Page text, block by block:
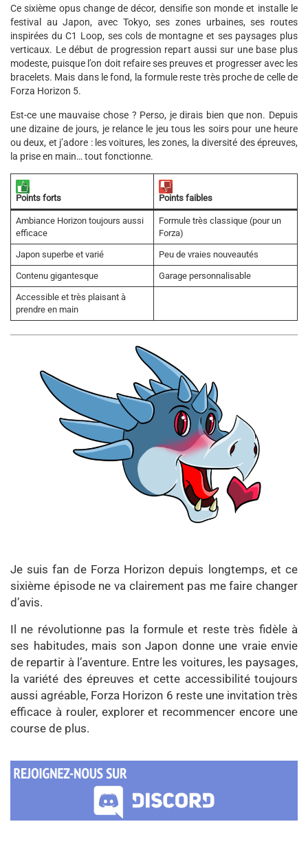
Ce sixième opus change de décor, densifie son monde et installe le
festival au Japon, avec Tokyo, ses zones urbaines, ses routes
inspirées du C1 Loop, ses cols de montagne et ses paysages plus
verticaux. Le début de progression repart aussi sur une base plus
modeste, puisque l’on doit refaire ses preuves et progresser avec les
bracelets. Mais dans le fond, la formule reste très proche de celle de
Forza Horizon 5.
Est-ce une mauvaise chose ? Perso, je dirais bien que non. Depuis
une dizaine de jours, je relance le jeu tous les soirs pour une heure
ou deux, et j’adore : les voitures, les zones, la diversité des épreuves,
la prise en main… tout fonctionne.
Points forts Points faibles
Ambiance Horizon toujours aussi
efficace
Formule très classique (pour un
Forza)
Japon superbe et varié Peu de vraies nouveautés
Contenu gigantesque Garage personnalisable
Accessible et très plaisant à
prendre en main
Je suis fan de Forza Horizon depuis longtemps, et ce
sixième épisode ne va clairement pas me faire changer
d’avis.
Il ne révolutionne pas la formule et reste très fidèle à
ses habitudes, mais son Japon donne une vraie envie
de repartir à l’aventure. Entre les voitures, les paysages,
la variété des épreuves et cette accessibilité toujours
aussi agréable, Forza Horizon 6 reste une invitation très
efficace à rouler, explorer et recommencer encore une
course de plus.